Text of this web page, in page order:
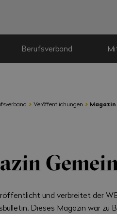
Berufsverband
› Veröffentlichungen › Magazin
und verbreitet der
Dieses Magazin war zu